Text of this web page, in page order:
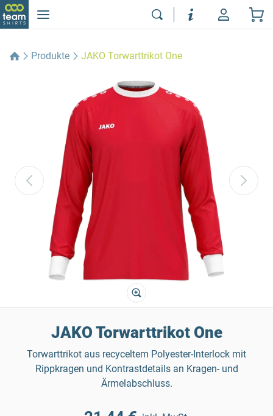
Produkte JAKO Torwarttrikot One
JAKO Torwarttrikot One
Torwarttrikot aus recyceltem Polyester-Interlock mit
Rippkragen und Kontrastdetails an Kragen- und
Ärmelabschluss.